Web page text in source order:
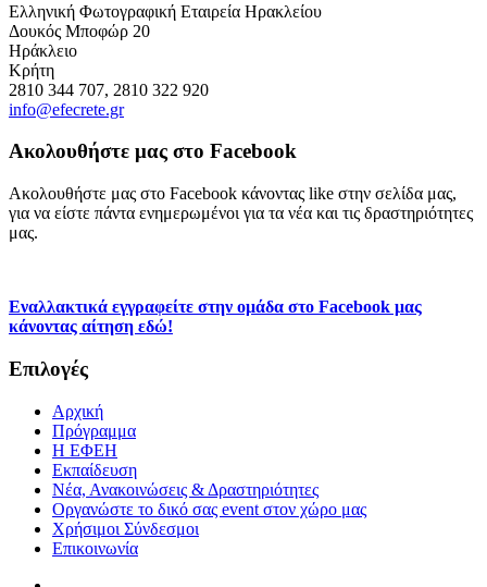
Ελληνική Φωτογραφική Εταιρεία Ηρακλείου
Δουκός Μποφώρ 20
Ηράκλειο
Κρήτη
2810 344 707, 2810 322 920
info@efecrete.gr
Ακολουθήστε μας στο Facebook
Ακολουθήστε μας στο Facebook κάνοντας like στην σελίδα μας,
για να είστε πάντα ενημερωμένοι για τα νέα και τις δραστηριότητες
μας.
Εναλλακτικά εγγραφείτε στην ομάδα στο Facebook μας
κάνοντας αίτηση εδώ!
Επιλογές
Αρχική
Πρόγραμμα
H ΕΦΕΗ
Εκπαίδευση
Νέα, Ανακοινώσεις & Δραστηριότητες
Οργανώστε το δικό σας event στον χώρο μας
Χρήσιμοι Σύνδεσμοι
Επικοινωνία